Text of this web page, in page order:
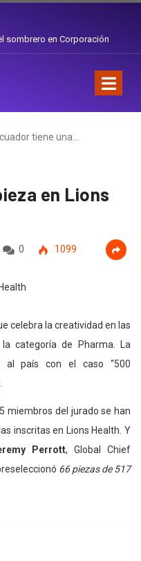
sombrero en Corporación
tiene una…
en Lions
0 1099
celebra la creatividad en las
categoría de Pharma. La
al país con el caso “500
miembros del jurado se han
inscritas en Lions Health. Y
Perrott, Global Chief
66 piezas de 517